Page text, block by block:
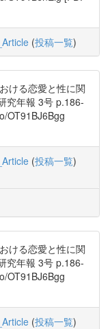
(投稿一覧)
ける恋愛と性に関
究年報 3号 p.186-
OT91BJ6Bgg
(投稿一覧)
ける恋愛と性に関
究年報 3号 p.186-
OT91BJ6Bgg
(投稿一覧)